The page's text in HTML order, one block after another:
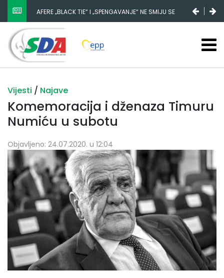
AFERE „BLACK TIE“ I „SPENGAVANJE“ NE SMIJU SE
ZATAŠKATI
Vijesti / Najave
Komemoracija i dženaza Timuru
Numiću u subotu
Objavljeno: 24.07.2020. u 12:04